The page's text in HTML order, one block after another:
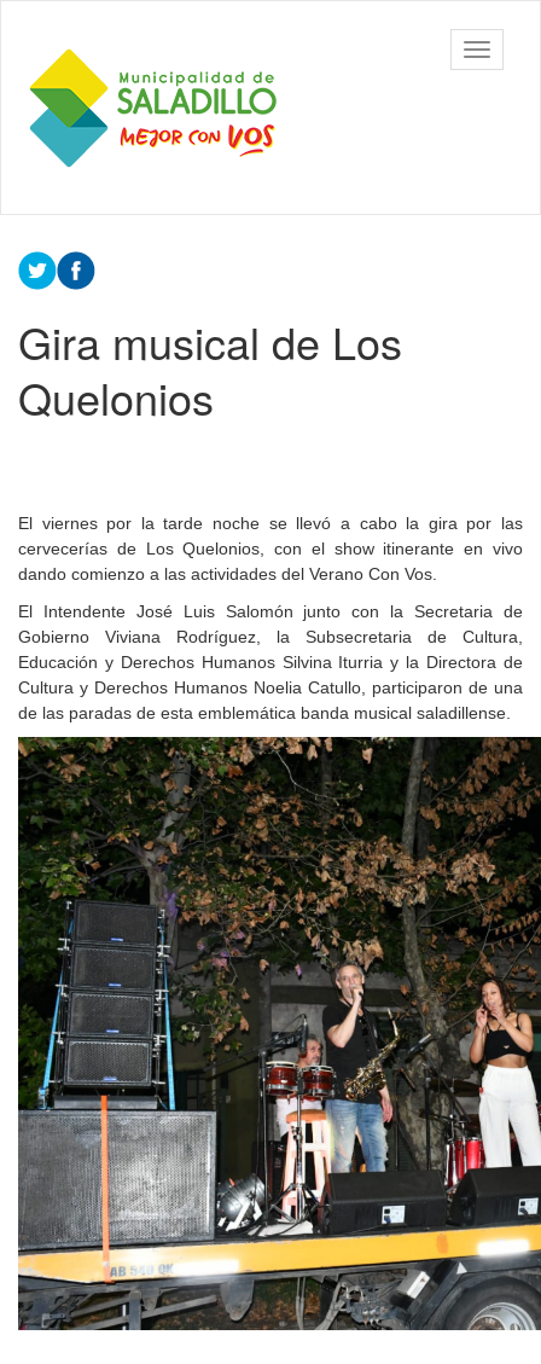
contenido
principal
Municipalidad
de Saladillo
barra
Contenido
principal
Gira musical de Los
Quelonios
El viernes por la tarde noche se llevó a cabo la gira por las
cervecerías de Los Quelonios, con el show itinerante en vivo
dando comienzo a las actividades del Verano Con Vos.
El Intendente José Luis Salomón junto con la Secretaria de
Gobierno Viviana Rodríguez, la Subsecretaria de Cultura,
Educación y Derechos Humanos Silvina Iturria y la Directora de
Cultura y Derechos Humanos Noelia Catullo, participaron de una
de las paradas de esta emblemática banda musical saladillense.